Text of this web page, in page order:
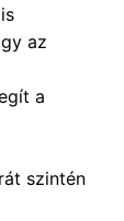
az
a
szintén